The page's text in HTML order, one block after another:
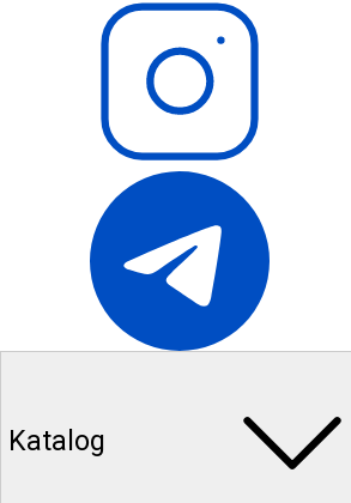
Katalog